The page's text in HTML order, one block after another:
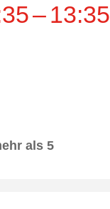
–13:35
als 5